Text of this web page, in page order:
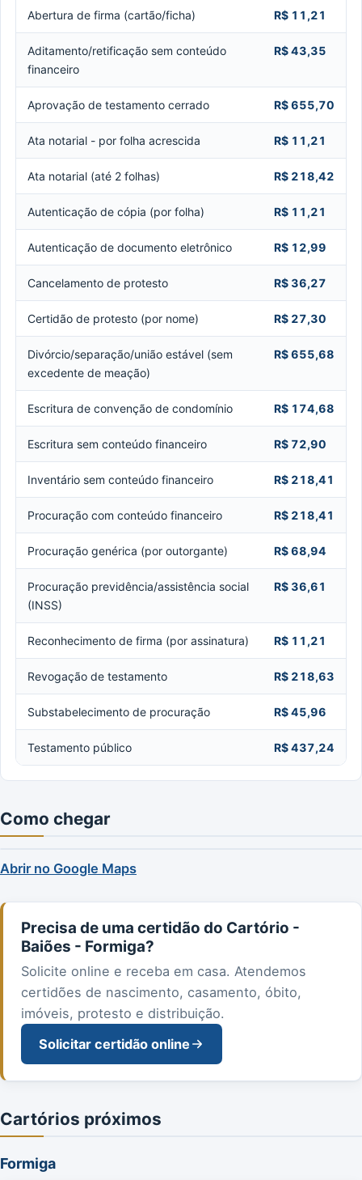
Abertura de firma (cartão/ficha) R$ 11,21
Aditamento/retificação sem conteúdo
financeiro
R$ 43,35
Aprovação de testamento cerrado R$ 655,70
Ata notarial - por folha acrescida R$ 11,21
Ata notarial (até 2 folhas) R$ 218,42
Autenticação de cópia (por folha) R$ 11,21
Autenticação de documento eletrônico R$ 12,99
Cancelamento de protesto R$ 36,27
Certidão de protesto (por nome) R$ 27,30
Divórcio/separação/união estável (sem
excedente de meação)
R$ 655,68
Escritura de convenção de condomínio R$ 174,68
Escritura sem conteúdo financeiro R$ 72,90
Inventário sem conteúdo financeiro R$ 218,41
Procuração com conteúdo financeiro R$ 218,41
Procuração genérica (por outorgante) R$ 68,94
Procuração previdência/assistência social
(INSS)
R$ 36,61
Reconhecimento de firma (por assinatura) R$ 11,21
Revogação de testamento R$ 218,63
Substabelecimento de procuração R$ 45,96
Testamento público R$ 437,24
Como chegar
Abrir no Google Maps
Precisa de uma certidão do Cartório -
Baiões - Formiga?
Solicite online e receba em casa. Atendemos
certidões de nascimento, casamento, óbito,
imóveis, protesto e distribuição.
Solicitar certidão online
Cartórios próximos
Formiga